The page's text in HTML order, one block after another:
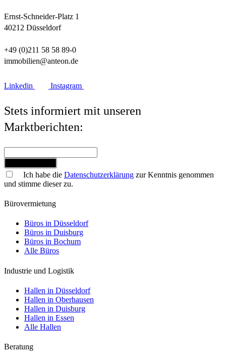
Ernst-Schneider-Platz 1
40212 Düsseldorf
+49 (0)211 58 58 89-0
immobilien@anteon.de
Linkedin Instagram
Stets informiert mit unseren
Marktberichten:
Ich habe die Datenschutzerklärung zur Kenntnis genommen
und stimme dieser zu.
Bürovermietung
Büros in Düsseldorf
Büros in Duisburg
Büros in Bochum
Alle Büros
Industrie und Logistik
Hallen in Düsseldorf
Hallen in Oberhausen
Hallen in Duisburg
Hallen in Essen
Alle Hallen
Beratung